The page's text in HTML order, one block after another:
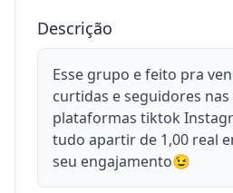
Descrição
Esse grupo e feito pra
curtidas e seguidores
plataformas tiktok
tudo apartir de 1,00 real
seu engajamento😉